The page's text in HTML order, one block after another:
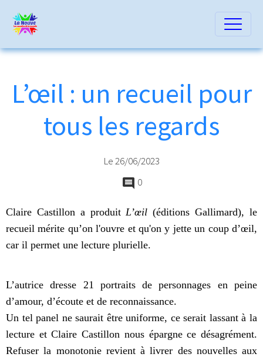
L’œil : un recueil pour
tous les regards
Le 26/06/2023
0
Claire Castillon a produitL’œil (éditions Gallimard), le
recueil mérite qu’on l'ouvre et qu'on y jette un coup d’œil,
car il permet une lecture plurielle.
L’autrice dresse 21 portraits de personnages en peine
d’amour, d’écoute et de reconnaissance.
Un tel panel ne saurait être uniforme, ce serait lassant à la
lecture et Claire Castillon nous épargne ce désagrément.
Refuser la monotonie revient à livrer des nouvelles aux